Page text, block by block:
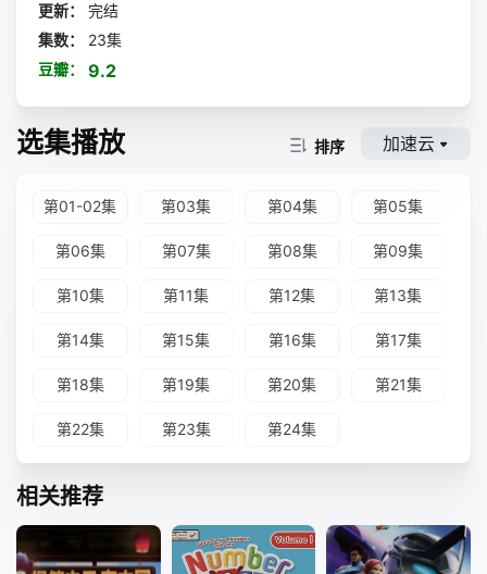
更新：
完结
集数：
23集
豆瓣：
9.2
选集播放 排序 加速云
第01-02集 第03集 第04集 第05集
第06集 第07集 第08集 第09集
第10集 第11集 第12集 第13集
第14集 第15集 第16集 第17集
第18集 第19集 第20集 第21集
第22集 第23集 第24集
相关推荐